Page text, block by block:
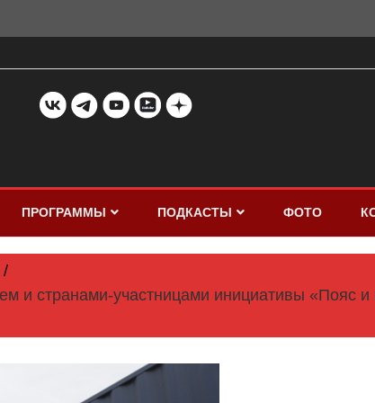
ПРОГРАММЫ ПОДКАСТЫ ФОТО
и странами-участницами инициативы «Пояс